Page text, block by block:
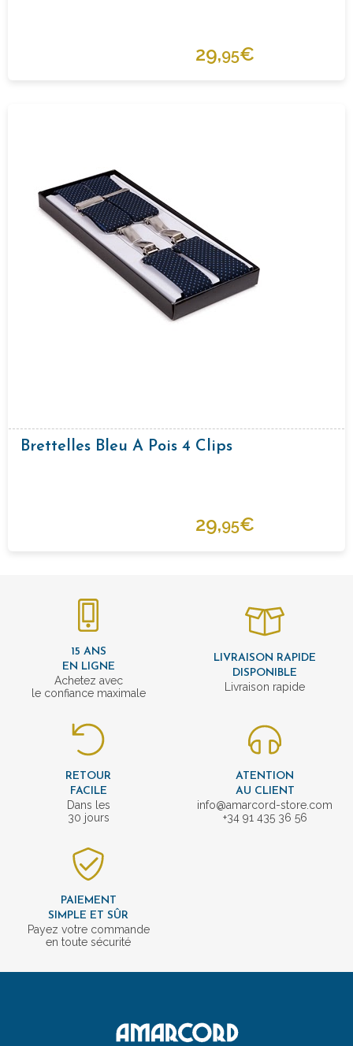
29,95€
Brettelles Bleu A Pois 4 Clips
29,95€
15 ANS
EN LIGNE
Achetez avec
le confiance maximale
LIVRAISON RAPIDE
DISPONIBLE
Livraison rapide
RETOUR
FACILE
Dans les
30 jours
ATENTION
AU CLIENT
info@amarcord-store.com
+34 91 435 36 56
PAIEMENT
SIMPLE ET SÛR
Payez votre commande
en toute sécurité